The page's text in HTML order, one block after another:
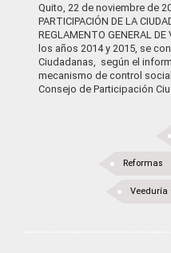
Quito, 22 de noviembre de
PARTICIPACIÓN DE LA
REGLAMENTO GENERAL DE
los años 2014 y 2015, se
Ciudadanas, según el
mecanismo de control
Consejo de Participación
Reformas
Veeduría